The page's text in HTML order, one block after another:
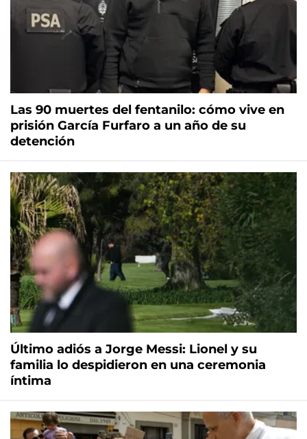
Las 90 muertes del fentanilo: cómo vive en
prisión García Furfaro a un año de su
detención
Último adiós a Jorge Messi: Lionel y su
familia lo despidieron en una ceremonia
íntima